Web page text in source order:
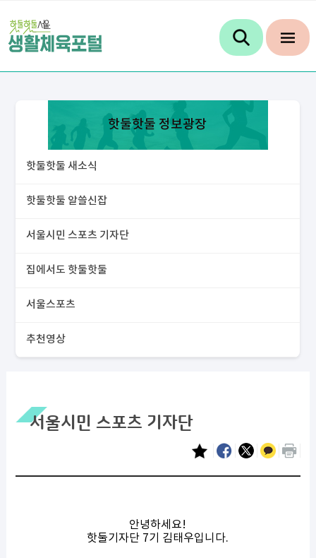
핫둘핫둘 정보광장
핫둘핫둘 새소식
핫둘핫둘 알쓸신잡
서울시민 스포츠 기자단
집에서도 핫둘핫둘
서울스포츠
추천영상
서울시민 스포츠 기자단
안녕하세요!
핫둘기자단 7기 김태우입니다.